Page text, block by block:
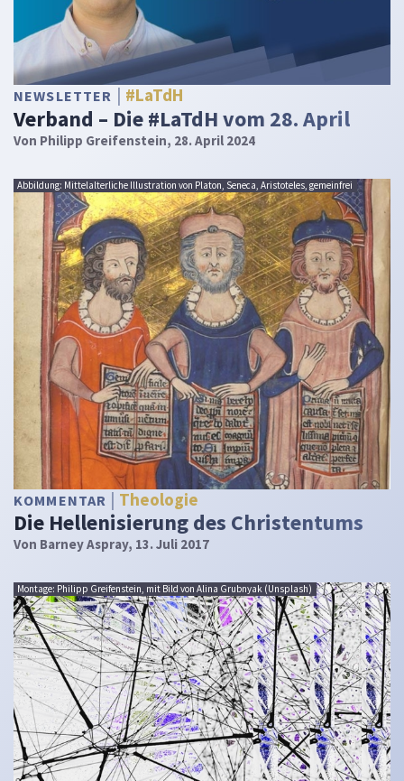
NEWSLETTER #LaTdH
Verband – Die #LaTdH vom 28. April
Von Philipp Greifenstein, 28. April 2024
Abbildung: Mittelalterliche Illustration von Platon, Seneca, Aristoteles, gemeinfrei
KOMMENTAR Theologie
Die Hellenisierung des Christentums
Von Barney Aspray, 13. Juli 2017
Montage: Philipp Greifenstein, mit Bild von Alina Grubnyak (Unsplash)